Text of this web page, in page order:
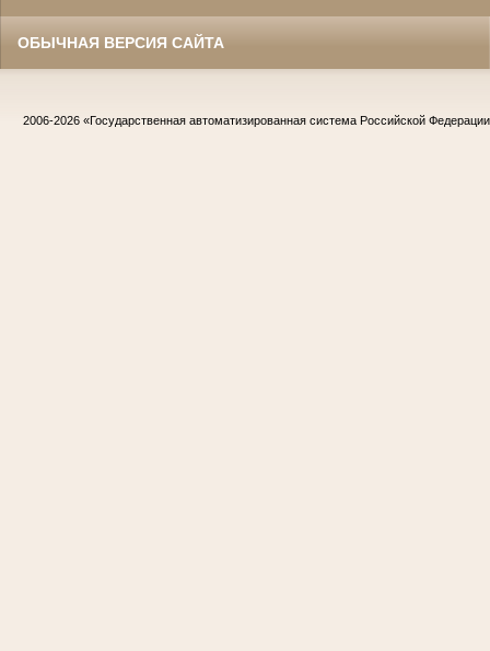
ОБЫЧНАЯ ВЕРСИЯ САЙТА
2006-2026 «Государственная автоматизированная система Российской